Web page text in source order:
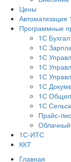
Цены
Автоматизация
Программные
1С
1С
1С
1С
1С
1С
1С
1С
Прайс-
1С-ИТС
ККТ
Главная